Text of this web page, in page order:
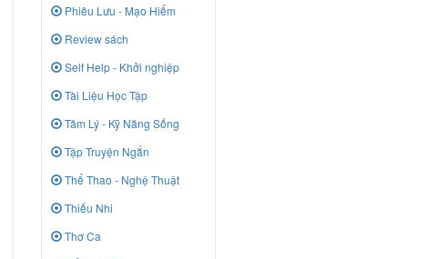
Phiêu Lưu - Mạo Hiểm
Review sách
Self Help - Khởi nghiệp
Tài Liệu Học Tập
Tâm Lý - Kỹ Năng Sống
Tập Truyện Ngắn
Thể Thao - Nghệ Thuật
Thiếu Nhi
Thơ Ca